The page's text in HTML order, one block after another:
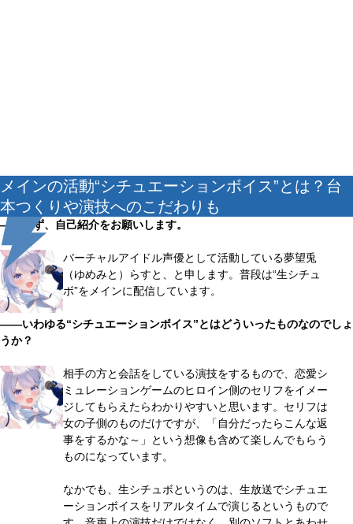
メインの活動“シチュエーションボイス”とは？台
本つくりや演技へのこだわりも
――まず、自己紹介をお願いします。
バーチャルアイドル声優として活動している夢望兎
（ゆめみと）らすと、と申します。普段は“生シチュ
ボ”をメインに配信しています。
――いわゆる“シチュエーションボイス”とはどういったものなのでしょ
うか？
相手の方と会話をしている演技をするもので、恋愛シ
ミュレーションゲームのヒロイン側のセリフをイメー
ジしてもらえたらわかりやすいと思います。セリフは
女の子側のものだけですが、「自分だったらこんな返
事をするかな～」という想像も含めて楽しんでもらう
ものになっています。
なかでも、生シチュボというのは、生放送でシチュエ
ーションボイスをリアルタイムで演じるというもので